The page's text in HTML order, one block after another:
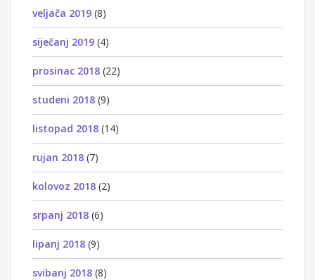
veljača 2019 (8)
siječanj 2019 (4)
prosinac 2018 (22)
studeni 2018 (9)
listopad 2018 (14)
rujan 2018 (7)
kolovoz 2018 (2)
srpanj 2018 (6)
lipanj 2018 (9)
svibanj 2018 (8)